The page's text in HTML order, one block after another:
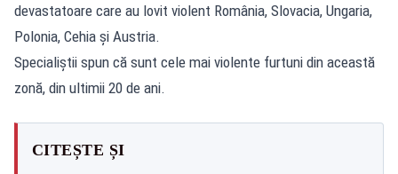
devastatoare care au lovit violent România, Slovacia, Ungaria,
Polonia, Cehia și Austria.
Specialiștii spun că sunt cele mai violente furtuni din această
zonă, din ultimii 20 de ani.
CITEȘTE ȘI